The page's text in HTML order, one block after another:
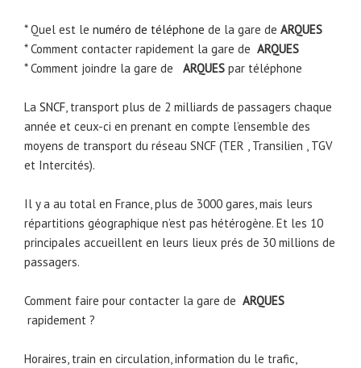
* Quel est le numéro de téléphone de la gare de ARQUES
* Comment contacter rapidement la gare de ARQUES
* Comment joindre la gare de
ARQUES par téléphone
La SNCF, transport plus de 2 milliards de passagers chaque
année et ceux-ci en prenant en compte l’ensemble des
moyens de transport du réseau SNCF (TER , Transilien , TGV
et Intercités).
Il y a au total en France, plus de 3000 gares, mais leurs
répartitions géographique n’est pas hétérogène. Et les 10
principales accueillent en leurs lieux prés de 30 millions de
passagers.
Comment faire pour contacter la gare de ARQUES
rapidement ?
Horaires, train en circulation, information du le trafic,